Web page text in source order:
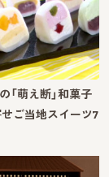
「萌え断」和菓子
ご当地スイーツ7